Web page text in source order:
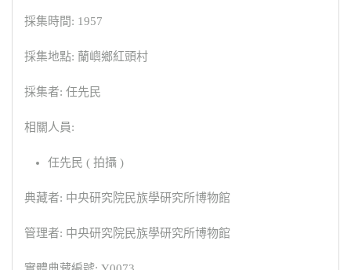
採集時間: 1957
採集地點: 蘭嶼鄉紅頭村
採集者: 任先民
相關人員:
任先民 ( 拍攝 )
典藏者: 中央研究院民族學研究所博物館
管理者: 中央研究院民族學研究所博物館